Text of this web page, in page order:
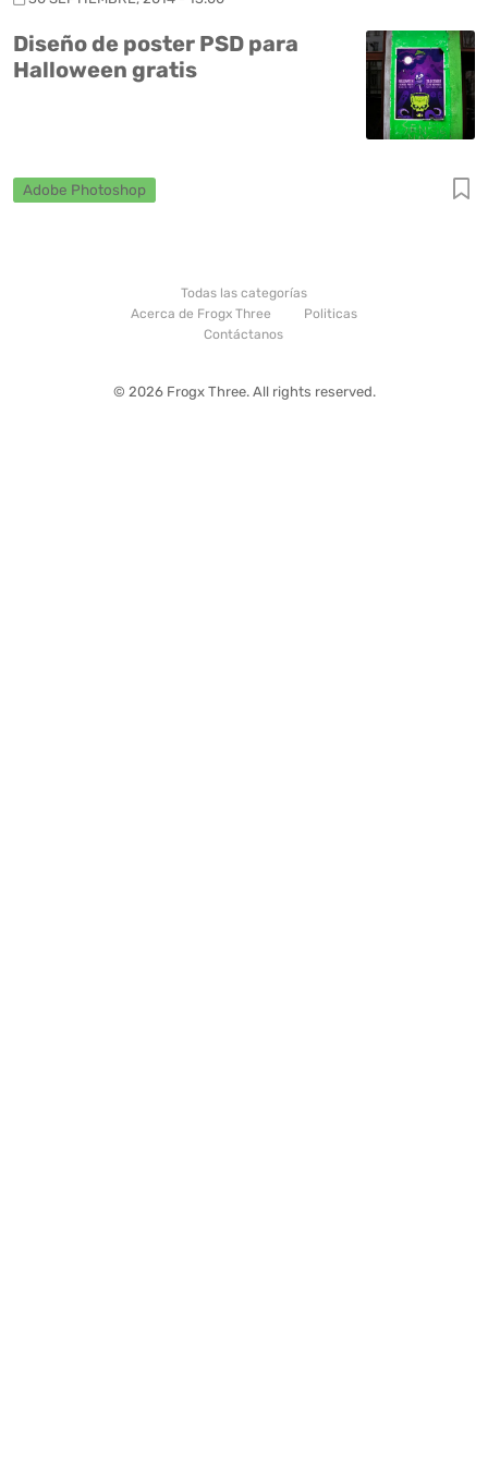
Diseño de poster PSD para
Halloween gratis
Adobe Photoshop
Todas las categorías
Acerca de Frogx Three
Politicas
Contáctanos
© 2026 Frogx Three. All rights reserved.